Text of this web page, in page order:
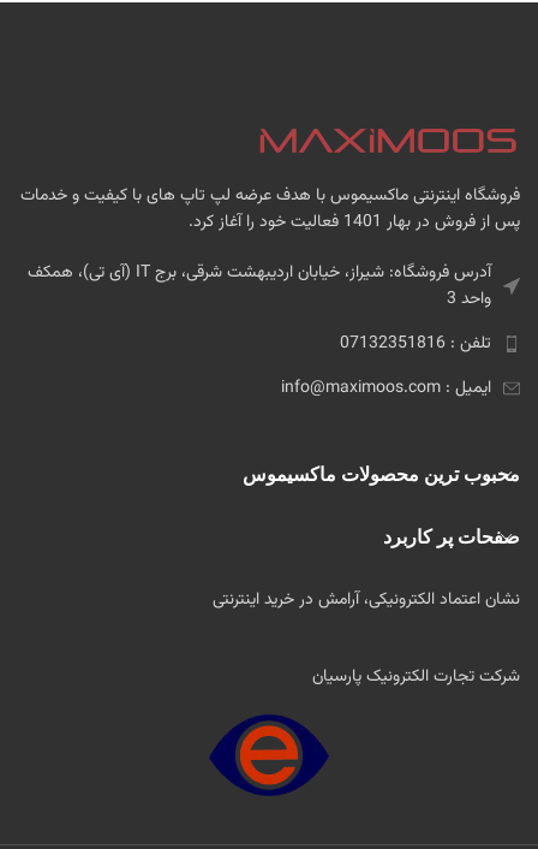
فروشگاه اینترنتی ماکسیموس با هدف عرضه لپ تاپ های با کیفیت و خدمات
پس از فروش در بهار 1401 فعالیت خود را آغاز کرد.
آدرس فروشگاه: شیراز، خیابان اردیبهشت شرقی، برج IT (آی تی)، همکف
واحد 3
تلفن : 07132351816
ایمیل : info@maximoos.com
محبوب ترین محصولات ماکسیموس
صفحات پر کاربرد
نشان اعتماد الکترونیکی، آرامش در خرید اینترنتی
شرکت تجارت الکترونیک پارسیان